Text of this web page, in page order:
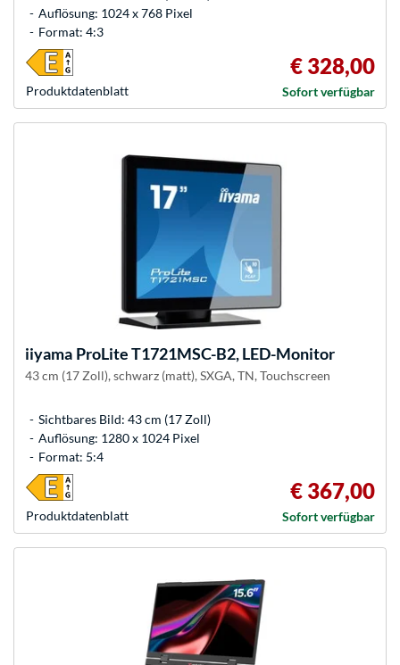
Auflösung: 1024 x 768 Pixel
Format: 4:3
Produkt­datenblatt
€ 328,00
Sofort verfügbar
iiyama ProLite T1721MSC-B2, LED-Monitor
43 cm (17 Zoll), schwarz (matt), SXGA, TN, Touchscreen
Sichtbares Bild: 43 cm (17 Zoll)
Auflösung: 1280 x 1024 Pixel
Format: 5:4
Produkt­datenblatt
€ 367,00
Sofort verfügbar